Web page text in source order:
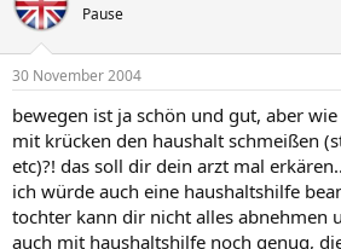
Pause
30 November 2004
bewegen ist ja schön und gut, aber
mit krücken den haushalt schmeißen
etc)?! das soll dir dein arzt mal
ich würde auch eine haushaltshilfe
tochter kann dir nicht alles abnehmen
auch mit haushaltshilfe noch genug,